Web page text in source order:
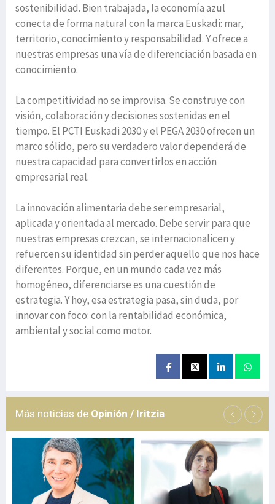
sostenibilidad. Bien trabajada, la economía azul
conecta de forma natural con la marca Euskadi: mar,
territorio, conocimiento y responsabilidad. Y ofrece a
nuestras empresas una vía de diferenciación basada en
conocimiento.
La competitividad no se improvisa. Se construye con
visión, colaboración y decisiones sostenidas en el
tiempo. El PCTI Euskadi 2030 y el PEGA 2030 ofrecen un
marco sólido, pero su verdadero valor dependerá de
nuestra capacidad para convertirlos en acción
empresarial real.
La innovación alimentaria debe ser empresarial,
aplicada y orientada al mercado. Debe servir para que
nuestras empresas crezcan, se internacionalicen y
refuercen su identidad sin perder aquello que nos hace
diferentes. Porque, en un mundo cada vez más
homogéneo, diferenciarse es una cuestión de
estrategia. Y hoy, esa estrategia pasa, sin duda, por
innovar con foco: con la rentabilidad económica,
ambiental y social como motor.
Más noticias de Opinión / Iritzia